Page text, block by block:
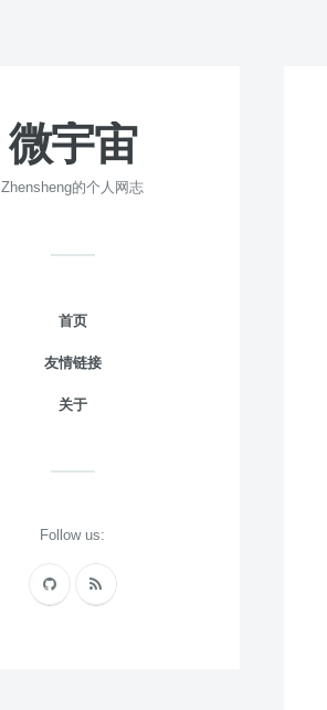
微宇宙
Zhensheng的个人网志
首页
友情链接
关于
Follow us: